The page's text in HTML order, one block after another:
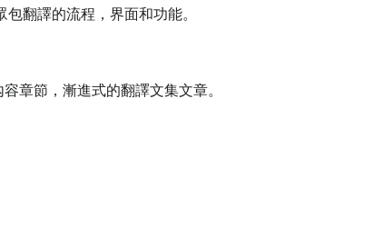
包翻譯的流程，界面和功能。
章節，漸進式的翻譯文集文章。